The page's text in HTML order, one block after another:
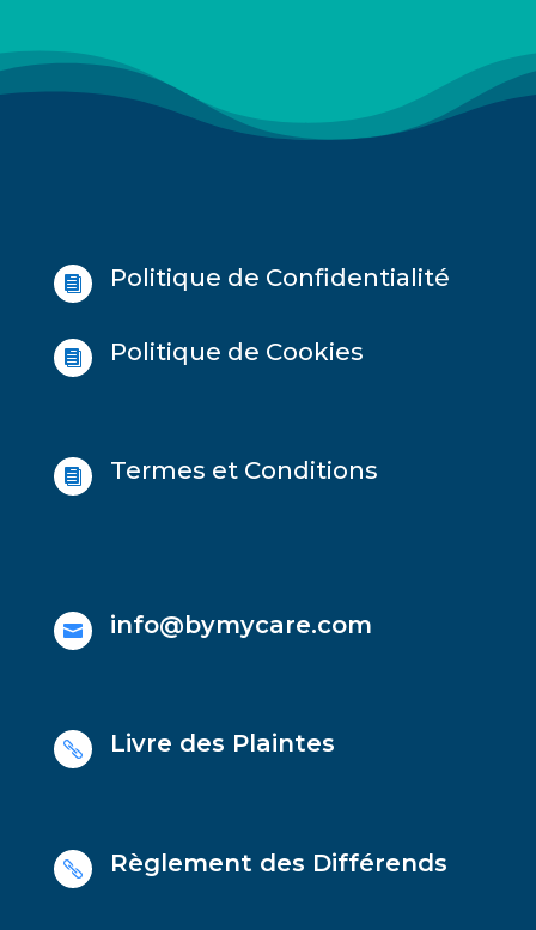
 Politique de Confidentialité
 Politique de Cookies
 Termes et Conditions
 info@bymycare.com
 Livre des Plaintes
 Règlement des Différends